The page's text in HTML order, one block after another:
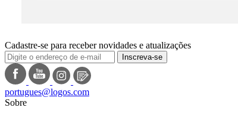
Cadastre-se para receber novidades e atualizações
Inscreva-se
portugues@logos.com
Sobre